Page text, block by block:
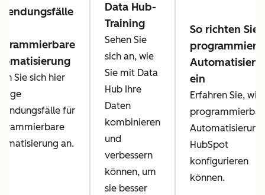
Sie sich hier
für
an.
Data Hub-
Training
Sehen Sie
sich an, wie
Sie mit Data
Hub Ihre
Daten
kombinieren
und
verbessern
können, um
sie besser
So richten Sie
ein
Erfahren Sie, wie
Automatisierung
HubSpot
konfigurieren
können.